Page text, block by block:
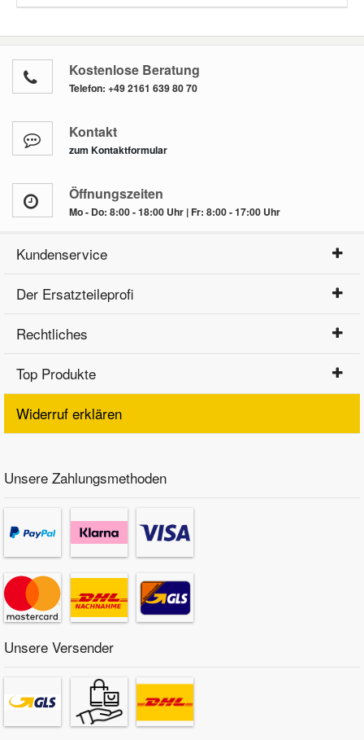
Kostenlose Beratung
Telefon: +49 2161 639 80 70
Kontakt
zum Kontaktformular
Öffnungszeiten
Mo - Do: 8:00 - 18:00 Uhr | Fr: 8:00 - 17:00 Uhr
Kundenservice
Der Ersatzteileprofi
Rechtliches
Top Produkte
Widerruf erklären
Unsere Zahlungsmethoden
Unsere Versender